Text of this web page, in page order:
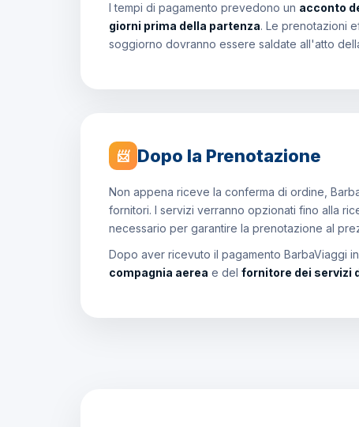
I tempi di pagamento prevedono un acconto
giorni prima della partenza. Le prenotazioni
soggiorno dovranno essere saldate all'atto
📨 Dopo la Prenotazione
Non appena riceve la conferma di ordine,
fornitori. I servizi verranno opzionati fino alla
necessario per garantire la prenotazione al
Dopo aver ricevuto il pagamento BarbaViaggi
compagnia aerea e del fornitore dei servizi